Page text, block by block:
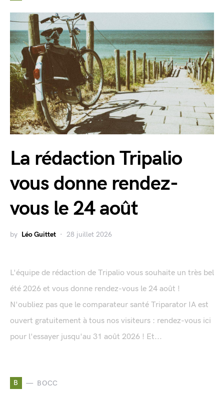
La rédaction Tripalio
vous donne rendez-
vous le 24 août
by Léo Guittet 28 juillet 2026
L'équipe de rédaction de Tripalio vous souhaite un très bel
été 2026 et vous donne rendez-vous le 24 août !
N'oubliez pas que le comparateur santé Triparator IA est
ouvert gratuitement à tous nos visiteurs : rendez-vous ici
pour l'essayer jusqu'au 31 août 2026 ! Et...
B BOCC